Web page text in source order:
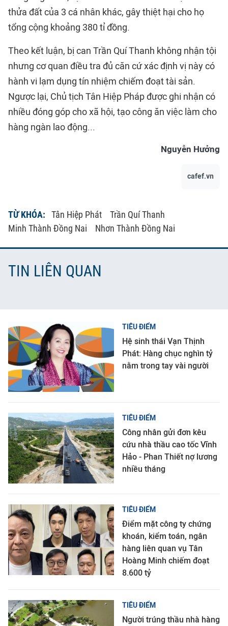
thửa đất của 3 cá nhân khác, gây thiệt hại cho họ
tổng cộng khoảng 380 tỉ đồng.
Theo kết luận, bị can Trần Quí Thanh không nhận tội
nhưng cơ quan điều tra đủ căn cứ xác định vị này có
hành vi lạm dụng tín nhiệm chiếm đoạt tài sản.
Ngược lại, Chủ tịch Tân Hiệp Pháp được ghi nhận có
nhiều đóng góp cho xã hội, tạo công ăn việc làm cho
hàng ngàn lao động...
Nguyễn Hưởng
cafef.vn
TỪ KHÓA: Tân Hiệp Phát
Trần Quí Thanh
Minh Thành Đồng Nai
Nhơn Thành Đồng Nai
TIN LIÊN QUAN
TIÊU ĐIỂM
Hệ sinh thái Vạn Thịnh
Phát: Hàng chục nghìn tỷ
nằm trong tay vài người
TIÊU ĐIỂM
Công nhân gửi đơn kêu
cứu nhà thầu cao tốc Vĩnh
Hảo - Phan Thiết nợ lương
nhiều tháng
TIÊU ĐIỂM
Điểm mặt công ty chứng
khoán, kiểm toán, ngân
hàng liên quan vụ Tân
Hoàng Minh chiếm đoạt
8.600 tỷ
TIÊU ĐIỂM
Người trúng thầu nhà hàng